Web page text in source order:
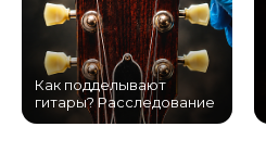
Как подделывают
гитары? Расследование